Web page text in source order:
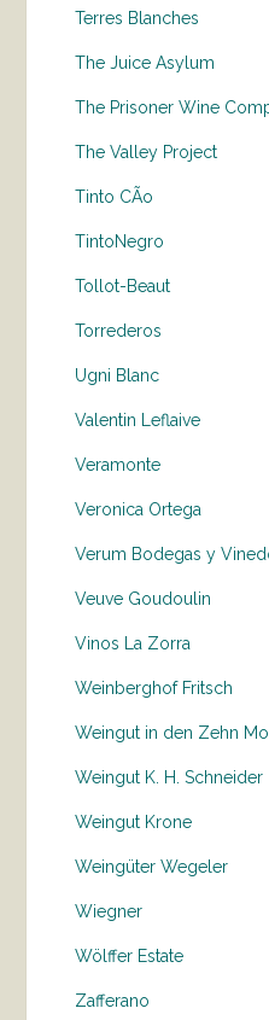
Terres Blanches
The Juice Asylum
The Prisoner Wine
The Valley Project
Tinto CÃo
TintoNegro
Tollot-Beaut
Torrederos
Ugni Blanc
Valentin Leflaive
Veramonte
Veronica Ortega
Verum Bodegas y
Veuve Goudoulin
Vinos La Zorra
Weinberghof Fritsch
Weingut in den Zehn
Weingut K. H. Schneider
Weingut Krone
Weingüter Wegeler
Wiegner
Wölffer Estate
Zafferano